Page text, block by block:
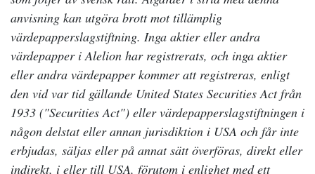
anvisning kan utgöra brott mot tillämplig
värdepapperslagstiftning. Inga aktier eller andra
värdepapper i Alelion har registrerats, och inga aktier
eller andra värdepapper kommer att registreras, enligt
den vid var tid gällande United States Securities Act från
1933 ("Securities Act") eller värdepapperslagstiftningen i
någon delstat eller annan jurisdiktion i USA och får inte
erbjudas, säljas eller på annat sätt överföras, direkt eller
indirekt, i eller till USA, förutom i enlighet med ett